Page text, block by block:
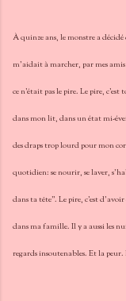
À quinze ans, le monstre a
m'aidait à marcher, par mes amis
ce n'était pas le pire. Le pire, c'est
dans mon lit, dans un état mi-
des draps trop lourd pour mon
quotidien: se nourir, se laver,
dans ta tête". Le pire, c'est d'avoir
dans ma famille. Il y a aussi les
regards insoutenables. Et la